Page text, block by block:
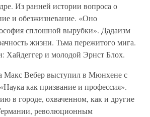
Из ранней истории вопроса о
и обезжизневание. «Оно
сплошной вырубки». Дадаизм
жизни. Тьма пережитого мига.
Хайдеггер и молодой Эрнст Блох.
Макс Вебер выступил в Мюнхене с
как призвание и профессия».
в городе, охваченном, как и другие
революционным